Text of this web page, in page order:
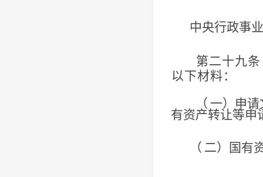
中央行政事
第二十九条
以下材料：
（ 一）申
有资产转让等申
（ 二）国有